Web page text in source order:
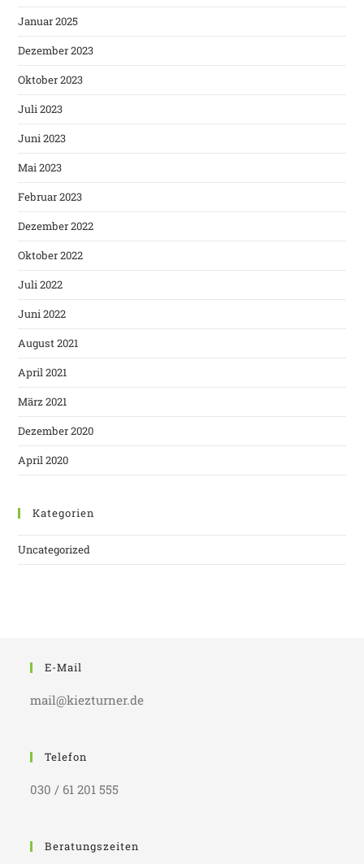
Januar 2025
Dezember 2023
Oktober 2023
Juli 2023
Juni 2023
Mai 2023
Februar 2023
Dezember 2022
Oktober 2022
Juli 2022
Juni 2022
August 2021
April 2021
März 2021
Dezember 2020
April 2020
Kategorien
Uncategorized
E-Mail
mail@kiezturner.de
Telefon
030 / 61 201 555
Beratungszeiten